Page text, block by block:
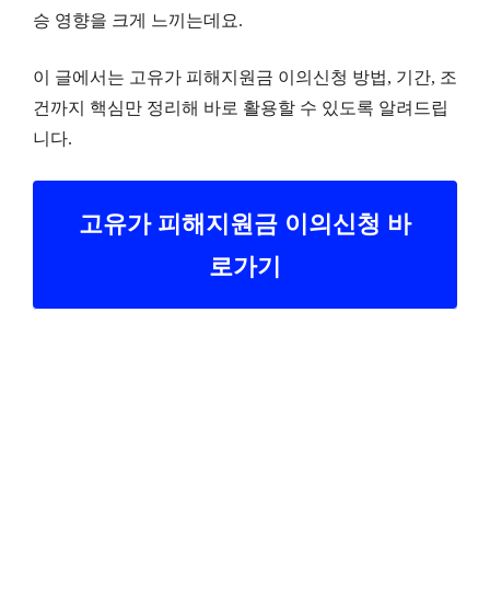
승 영향을 크게 느끼는데요.
이 글에서는 고유가 피해지원금 이의신청 방법, 기간, 조
건까지 핵심만 정리해 바로 활용할 수 있도록 알려드립
니다.
고유가 피해지원금 이의신청 바
로가기